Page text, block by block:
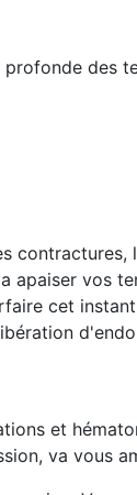
des
apaiser vos
cet
et
va vous